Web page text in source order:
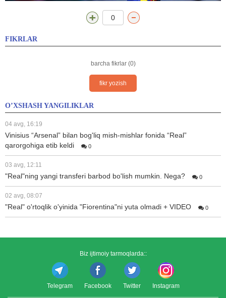
0
FIKRLAR
barcha fikrlar (0)
fikr yozish
O’XSHASH YANGILIKLAR
04 avg, 16:19
Vinisius “Arsenal” bilan bog'liq mish-mishlar fonida “Real”
qarorgohiga etib keldi
0
03 avg, 12:11
"Real"ning yangi transferi barbod bo'lish mumkin. Nega? 0
02 avg, 08:07
"Real" o'rtoqlik o'yinida "Fiorentina"ni yuta olmadi + VIDEO 0
Biz ijtimoiy tarmoqlarda::
Telegram Facebook Twitter Instagram